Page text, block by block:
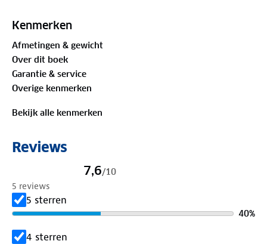
ontmoet je natuurlijk heel veel vogels. De wandelaar
Daarmee is het Trekvogelpad bij uitstek geschikt
voor de vogelminnende wandelaar. En voor de
wandelende vogelliefhebber. Loop het Trekvogelpad
en beleef Nederland vanuit het ‘vogelperspectief’.
Kenmerken
Afmetingen & gewicht
Over dit boek
Garantie & service
Overige kenmerken
Bekijk alle kenmerken
Reviews
7,6/10
5 reviews
5 sterren
40%
4 sterren